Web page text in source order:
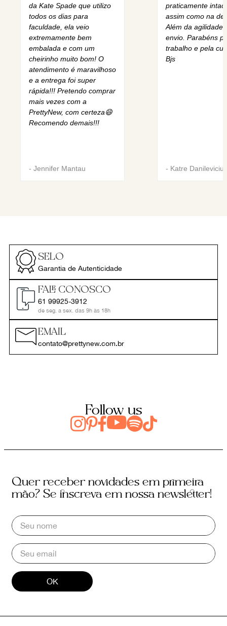
da Kate Spade que utilizo
todos os dias para
faculdade, ela veio
extremamente bem
embalada e com um
cheirinho muito bom! O
atendimento é maravilhoso
e a entrega foi super
rápida!!! Pretendo comprar
mais vezes com a
PrettyNew, com certeza😄
Recomendo demais!!!
- Jennifer Mantau
praticamente
assim como na
Além da agilidade
envio. Parabéns
trabalho e pela
Bjs
- Katre Danilevicius
SELO
Garantia de Autenticidade
FALE CONOSCO
61 99925-3912
de seg. a sex. das 9h às 18h
EMAIL
contato@prettynew.com.br
Follow us
Quer receber novidades em primeira
mão? Se inscreva em nossa newsletter!
OK